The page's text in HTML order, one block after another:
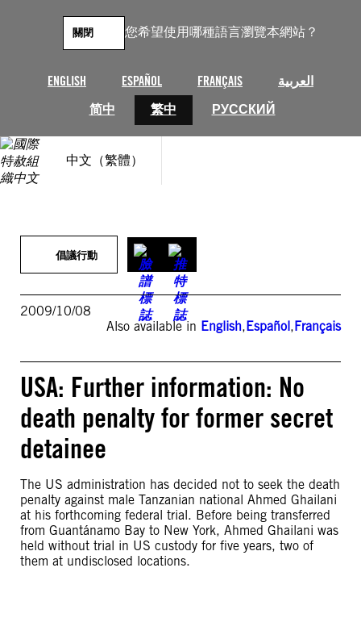
您希望使用哪種語言瀏覽本網站？
ENGLISH ESPAÑOL FRANÇAIS
العربية
简中
繁中 РУССКИЙ
關閉
中文（繁體）
倡議行動
2009/10/08
Also available in English,Español,Français
USA: Further information: No
death penalty for former secret
detainee
The US administration has decided not to seek the death
penalty against male Tanzanian national Ahmed Ghailani
at his forthcoming federal trial. Before being transferred
from Guantánamo Bay to New York, Ahmed Ghailani was
held without trial in US custody for five years, two of
them at undisclosed locations.